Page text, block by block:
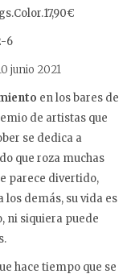
6
junio 2021
en los bares de
de artistas que
se dedica a
que roza muchas
parece divertido,
los demás, su vida es
ni siquiera puede
hace tiempo que se